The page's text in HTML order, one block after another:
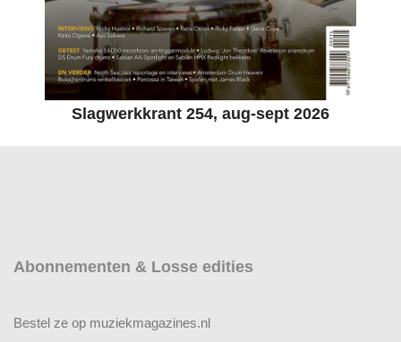
Slagwerkkrant 254, aug-sept 2026
Abonnementen & Losse edities
Bestel ze op muziekmagazines.nl